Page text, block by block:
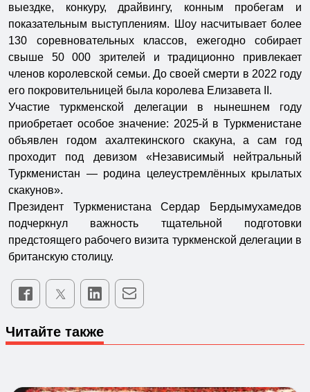
выездке, конкуру, драйвингу, конным пробегам и
показательным выступлениям. Шоу насчитывает более
130 соревновательных классов, ежегодно собирает
свыше 50 000 зрителей и традиционно привлекает
членов королевской семьи. До своей смерти в 2022 году
его покровительницей была королева Елизавета II.
Участие туркменской делегации в нынешнем году
приобретает особое значение: 2025-й в Туркменистане
объявлен годом ахалтекинского скакуна, а сам год
проходит под девизом «Независимый нейтральный
Туркменистан — родина целеустремлённых крылатых
скакунов».
Президент Туркменистана Сердар Бердымухамедов
подчеркнул важность тщательной подготовки
предстоящего рабочего визита туркменской делегации в
британскую столицу.
Читайте также